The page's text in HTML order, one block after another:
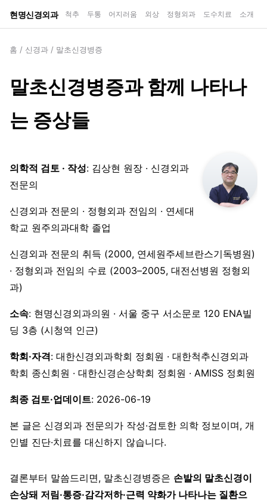
현명신경외과 척추 두통 어지러움 외상 정형외과 도수치료 소개
홈 / 신경과 / 말초신경병증
말초신경병증과 함께 나타나
는 증상들
의학적 검토 · 작성: 김상현 원장 · 신경외과
전문의
신경외과 전문의 · 정형외과 전임의 · 연세대
학교 원주의과대학 졸업
신경외과 전문의 취득 (2000, 연세원주세브란스기독병원)
· 정형외과 전임의 수료 (2003–2005, 대전선병원 정형외
과)
소속: 현명신경외과의원 · 서울 중구 서소문로 120 ENA빌
딩 3층 (시청역 인근)
학회·자격: 대한신경외과학회 정회원 · 대한척추신경외과
학회 종신회원 · 대한신경손상학회 정회원 · AMISS 정회원
최종 검토·업데이트: 2026-06-19
본 글은 신경외과 전문의가 작성·검토한 의학 정보이며, 개
인별 진단·치료를 대신하지 않습니다.
결론부터 말씀드리면, 말초신경병증은 손발의 말초신경이
손상돼 저림·통증·감각저하·근력 약화가 나타나는 질환으